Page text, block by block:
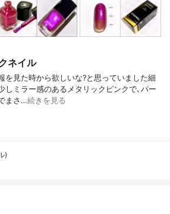
ネイル
を見た時から欲しいな?と思っていました細
しミラー感のあるメタリックピンクで､パー
まさ…続きを見る
)